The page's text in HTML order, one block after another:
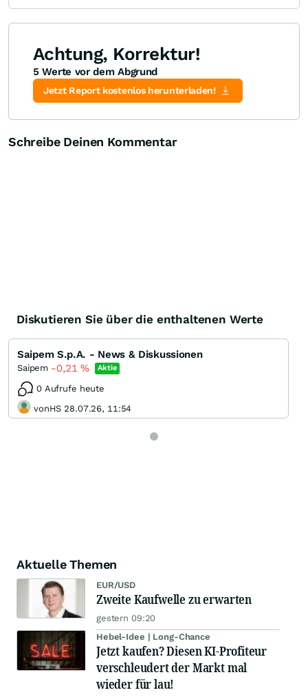
Achtung, Korrektur!
5 Werte vor dem Abgrund
Jetzt Report kostenlos herunterladen!
Schreibe Deinen Kommentar
Diskutieren Sie über die enthaltenen Werte
Saipem S.p.A. - News & Diskussionen
Saipem -0,21% Aktie
0 Aufrufe heute
vonHS 28.07.26, 11:54
Aktuelle Themen
EUR/USD
Zweite Kaufwelle zu erwarten
gestern 09:20
Hebel-Idee | Long-Chance
Jetzt kaufen? Diesen KI-Profiteur
verschleudert der Markt mal
wieder für lau!